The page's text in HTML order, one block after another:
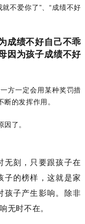
不爱你了”、“成绩不好
成绩不好自己不乖
因为孩子成绩不好
方一定会用某种奖罚措
的发挥作用。
了。
无刻，只要跟孩子在
子的榜样，这就是家
子产生影响。
除非
无时不在。